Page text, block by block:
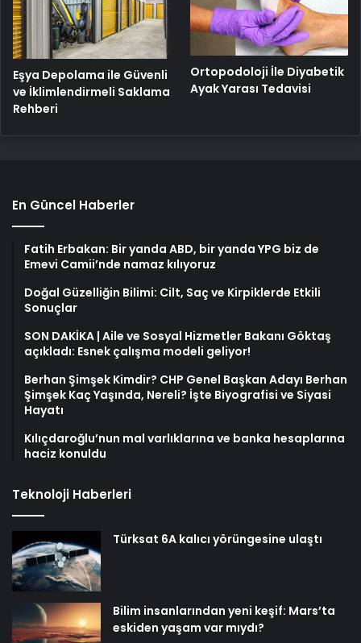
Eşya Depolama ile Güvenli
ve İklimlendirmeli Saklama
Rehberi
Ortopodoloji İle Diyabetik
Ayak Yarası Tedavisi
En Güncel Haberler
Fatih Erbakan: Bir yanda ABD, bir yanda YPG biz de
Emevi Camii’nde namaz kılıyoruz
Doğal Güzelliğin Bilimi: Cilt, Saç ve Kirpiklerde Etkili
Sonuçlar
SON DAKİKA | Aile ve Sosyal Hizmetler Bakanı Göktaş
açıkladı: Esnek çalışma modeli geliyor!
Berhan Şimşek Kimdir? CHP Genel Başkan Adayı Berhan
Şimşek Kaç Yaşında, Nereli? İşte Biyografisi ve Siyasi
Hayatı
Kılıçdaroğlu’nun mal varlıklarına ve banka hesaplarına
haciz konuldu
Teknoloji Haberleri
Türksat 6A kalıcı yörüngesine ulaştı
Bilim insanlarından yeni keşif: Mars’ta
eskiden yaşam var mıydı?